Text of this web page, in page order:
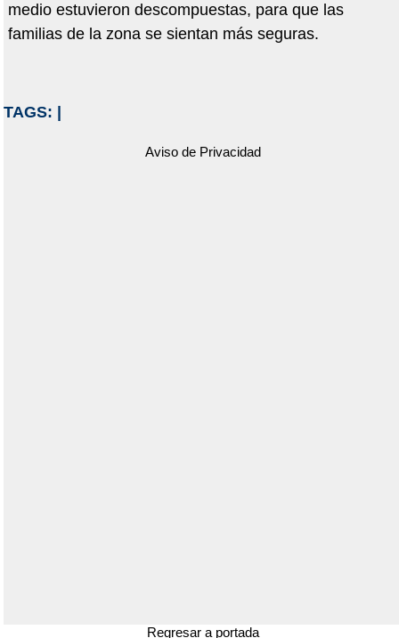
medio estuvieron descompuestas, para que las
familias de la zona se sientan más seguras.
TAGS:
Aviso de Privacidad
Regresar a portada